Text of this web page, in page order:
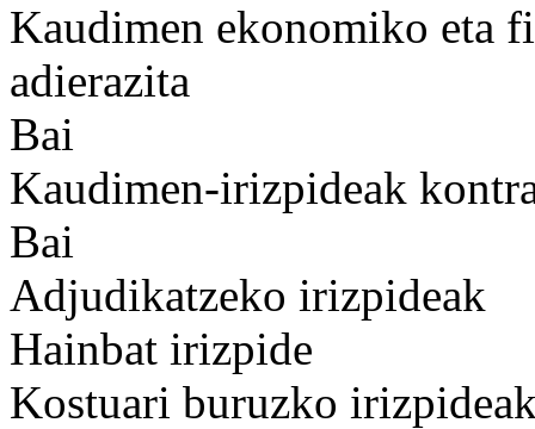
Kaudimen ekonomiko eta
adierazita
Bai
Kaudimen-irizpideak
Bai
Adjudikatzeko irizpideak
Hainbat irizpide
Kostuari buruzko